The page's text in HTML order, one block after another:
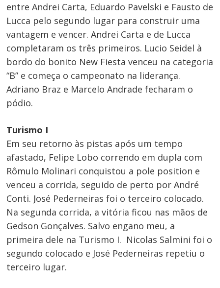
entre Andrei Carta, Eduardo Pavelski e Fausto de
Lucca pelo segundo lugar para construir uma
vantagem e vencer. Andrei Carta e de Lucca
completaram os três primeiros. Lucio Seidel à
bordo do bonito New Fiesta venceu na categoria
“B” e começa o campeonato na liderança.
Adriano Braz e Marcelo Andrade fecharam o
pódio.
Turismo I
Em seu retorno às pistas após um tempo
afastado, Felipe Lobo correndo em dupla com
Rômulo Molinari conquistou a pole position e
venceu a corrida, seguido de perto por André
Conti. José Pederneiras foi o terceiro colocado.
Na segunda corrida, a vitória ficou nas mãos de
Gedson Gonçalves. Salvo engano meu, a
primeira dele na Turismo I. Nicolas Salmini foi o
segundo colocado e José Pederneiras repetiu o
terceiro lugar.
Navegação